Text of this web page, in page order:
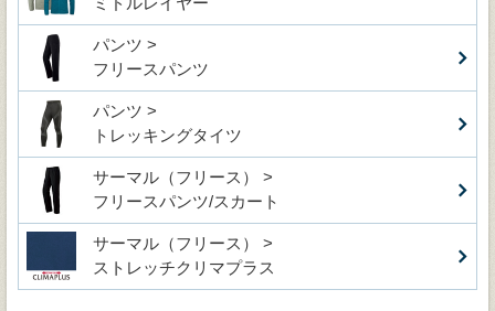
パンツ >
フリースパンツ
パンツ >
トレッキングタイツ
サーマル（フリース） >
フリースパンツ/スカート
サーマル（フリース） >
ストレッチクリマプラス